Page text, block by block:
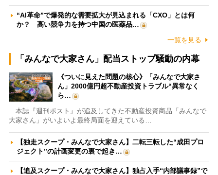
“AI革命”で爆発的な需要拡大が見込まれる「CXO」とは何
か？ 高い競争力を持つ中国の医薬品…
一覧を見る
「みんなで大家さん」配当ストップ騒動の内幕
《ついに見えた問題の核心》「みんなで大家さ
ん」2000億円超不動産投資トラブル“異常なく
ら…
本誌『週刊ポスト』が追及してきた不動産投資商品「みんなで
大家さん」がいよいよ最終局面を迎えている…
【独走スクープ・みんなで大家さん】二転三転した“成田プロ
ジェクト”の計画変更の裏で起き…
【追及スクープ・みんなで大家さん】独占入手“内部議事録”で